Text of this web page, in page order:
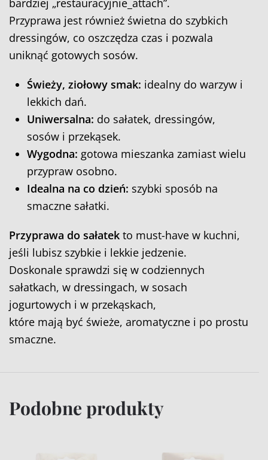
bardziej „restauracyjnie_attach”.
Przyprawa jest również świetna do szybkich
dressingów, co oszczędza czas i pozwala
uniknąć gotowych sosów.
Świeży, ziołowy smak: idealny do warzyw i
lekkich dań.
Uniwersalna: do sałatek, dressingów,
sosów i przekąsek.
Wygodna: gotowa mieszanka zamiast wielu
przypraw osobno.
Idealna na co dzień: szybki sposób na
smaczne sałatki.
Przyprawa do sałatek to must-have w kuchni,
jeśli lubisz szybkie i lekkie jedzenie.
Doskonale sprawdzi się w codziennych
sałatkach, w dressingach, w sosach
jogurtowych i w przekąskach,
które mają być świeże, aromatyczne i po prostu
smaczne.
Podobne produkty